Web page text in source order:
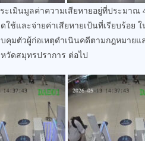
ะเมินมูลค่าความเสียหายอยู่ที่ประมา
ใช้และจ่ายค่าเสียหายเป้นที่เรียบร้อ
คุมตัวผู้ก่อเหตุดำเนินคดีตามกฎหมาย
วัดสมุทรปราการ ต่อไป